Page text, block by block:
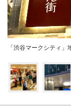
「渋谷マークシティ」